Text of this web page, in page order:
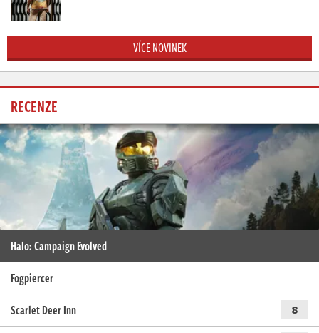
VÍCE NOVINEK
RECENZE
Halo: Campaign Evolved
Fogpiercer
Scarlet Deer Inn
8